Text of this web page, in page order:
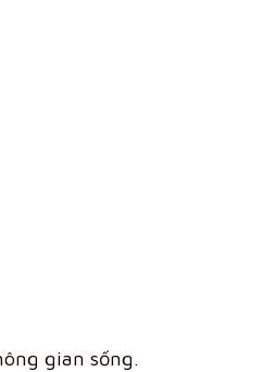
gian sống.